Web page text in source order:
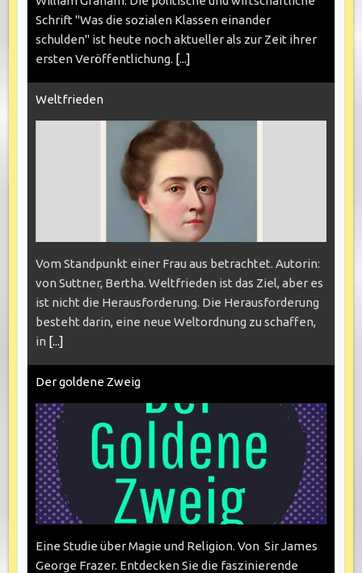
Schrift "Was die sozialen Klassen einander
schulden" ist heute noch aktueller als zur Zeit ihrer
ersten Veröffentlichung. [...]
Weltfrieden
Vom Standpunkt einer Frau aus betrachtet. Autorin:
von Suttner, Bertha. Weltfrieden ist das Ziel, aber es
ist nicht die Herausforderung. Die Herausforderung
besteht darin, eine neue Weltordnung zu schaffen,
in [...]
Der goldene Zweig
Eine Studie über Magie und Religion. Von Sir James
George Frazer. Entdecken Sie die faszinierende